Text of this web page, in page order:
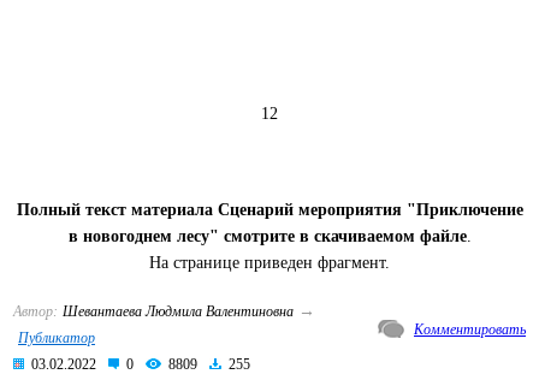
12
Полный текст материала Сценарий мероприятия "Приключение
в новогоднем лесу" смотрите в скачиваемом файле.
На странице приведен фрагмент.
Автор: Шевантаева Людмила Валентиновна →
Публикатор
03.02.2022
0 8809 255
Комментировать